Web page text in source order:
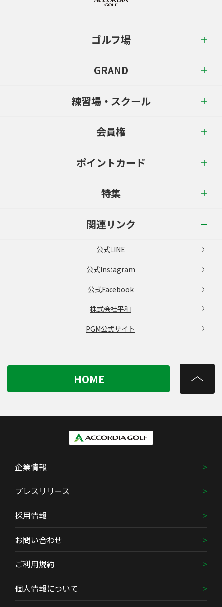
ゴルフ場
GRAND
練習場・スクール
会員権
ポイントカード
特集
関連リンク
公式LINE
公式Instagram
公式Facebook
株式会社平和
PGM公式サイト
HOME
企業情報
プレスリリース
採用情報
お問い合わせ
ご利用規約
個人情報について